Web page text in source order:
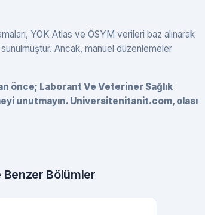
YÖK Atlas ve ÖSYM verileri baz alınarak
Ancak, manuel düzenlemeler
önce; Laborant Ve Veteriner Sağlık
unutmayın. Universitenitanit.com, olası
Benzer Bölümler